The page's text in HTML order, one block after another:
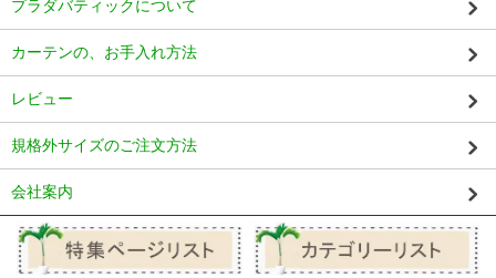
プラダバティックについて
カーテンの、お手入れ方法
レビュー
規格外サイズのご注文方法
会社案内